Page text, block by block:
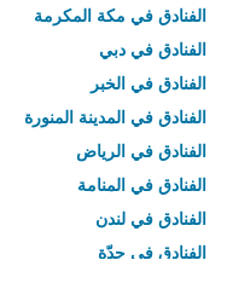
الفنادق في مكة المكرمة
الفنادق في دبي
الفنادق في الخبر
الفنادق في المدينة المنورة
الفنادق في الرياض
الفنادق في المنامة
الفنادق في لندن
الفنادق في جدّة